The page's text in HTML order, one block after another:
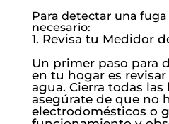
Para detectar una fuga
necesario:
1. Revisa tu Medidor
Un primer paso para
en tu hogar es
agua. Cierra todas las
asegúrate de que no
electrodomésticos o